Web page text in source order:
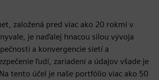
založená pred viac ako 20 rokmi v
je naďalej hnacou silou vývoja
a konvergencie sietí a
ľudí, zariadení a údajov všade je
tento účel je naše portfólio viac ako 50